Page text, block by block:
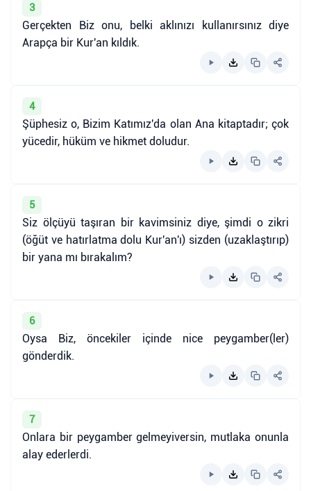
3
Gerçekten Biz onu, belki aklınızı kullanırsınız diye
Arapça bir Kur'an kıldık.
4
Şüphesiz o, Bizim Katımız'da olan Ana kitaptadır; çok
yücedir, hüküm ve hikmet doludur.
5
Siz ölçüyü taşıran bir kavimsiniz diye, şimdi o zikri
(öğüt ve hatırlatma dolu Kur'an'ı) sizden (uzaklaştırıp)
bir yana mı bırakalım?
6
Oysa Biz, öncekiler içinde nice peygamber(ler)
gönderdik.
7
Onlara bir peygamber gelmeyiversin, mutlaka onunla
alay ederlerdi.